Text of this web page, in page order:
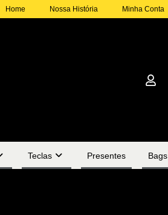
Home Nossa História Minha Conta
Teclas Presentes Bags